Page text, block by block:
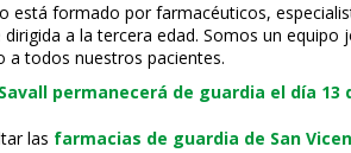
está formado por farmacéuticos,
dirigida a la tercera edad. Somos un
a todos nuestros pacientes.
permanecerá de guardia el día 13
las farmacias de guardia de San